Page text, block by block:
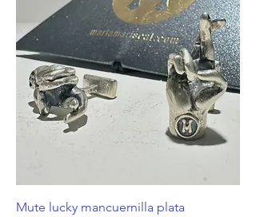
Mute lucky mancuernilla plata